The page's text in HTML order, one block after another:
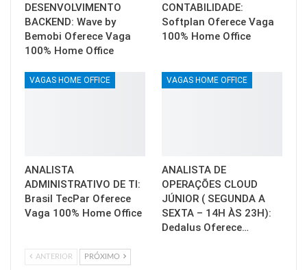
DESENVOLVIMENTO
BACKEND: Wave by
Bemobi Oferece Vaga
100% Home Office
CONTABILIDADE:
Softplan Oferece Vaga
100% Home Office
VAGAS HOME OFFICE
ANALISTA
ADMINISTRATIVO DE TI:
Brasil TecPar Oferece
Vaga 100% Home Office
VAGAS HOME OFFICE
ANALISTA DE
OPERAÇÕES CLOUD
JÚNIOR ( SEGUNDA A
SEXTA – 14H ÀS 23H):
Dedalus Oferece…
ANTERIOR PRÓXIMO